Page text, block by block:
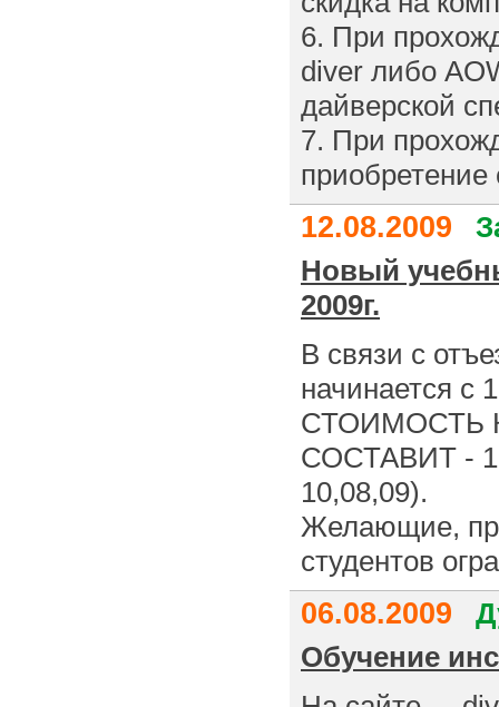
6. При
diver либо
дайверской
7. При
приобретение
12.08.2009
Новый
2009г.
В связи с
начинается с
СТОИМОСТЬ
СОСТАВИТ -
10,08,09).
Желающие,
студентов
06.08.2009
Обучение